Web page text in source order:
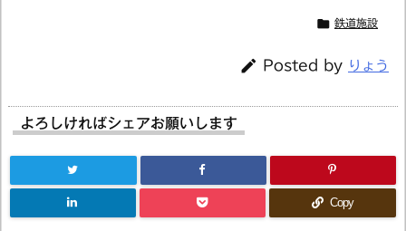
 鉄道施設
 Posted by りょう
よろしければシェアお願いします
Copy